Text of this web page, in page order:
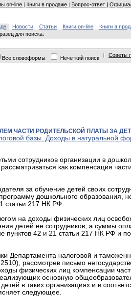
on-line | Книги в продаже | Вопрос-ответ |
Новости Статьи Книги on-line Книги в
для поиска:
Все словоформы Нечеткий поиск | Советы
ЧАСТИ РОДИТЕЛЬСКОЙ ПЛАТЫ ЗА
базы. Доходы в натуральной
сотрудников организации в
как компенсация
за обучение детей своих
дошкольного образования,
статьи 217 НК РФ.
на доходы физических лиц
детей ее сотрудников, а суммы
пунктов 42 и 21 статьи 217 НК РФ и
Департамента налоговой и
рассмотрев письмо
физических лиц компенсации
основную
в таких организациях и в
следующее.